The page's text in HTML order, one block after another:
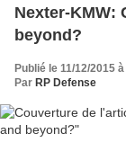
Nexter-KMW:
beyond?
Publié le 11/12/2015
Par RP Defense